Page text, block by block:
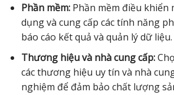
Phần mềm:Phần mềm điều khiển
dụng và cung cấp các tính năng
báo cáo kết quả và quản lý dữ liệu.
Thương hiệu và nhà cung cấp:
các thương hiệu uy tín và nhà
nghiệm để đảm bảo chất lượng